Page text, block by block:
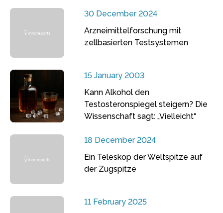
30 December 2024
Arzneimittelforschung mit
zellbasierten Testsystemen
15 January 2003
Kann Alkohol den
Testosteronspiegel steigern? Die
Wissenschaft sagt: „Vielleicht“
18 December 2024
Ein Teleskop der Weltspitze auf
der Zugspitze
11 February 2025